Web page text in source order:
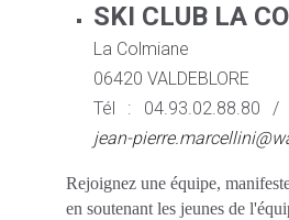
SKI CLUB LA
La Colmiane
06420 VALDEBLORE
Tél : 04.93.02.88.80 /
jean-
Rejoignez une équipe,
en soutenant les jeunes de